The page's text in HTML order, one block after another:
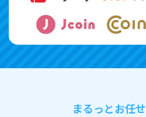
まるっとお任